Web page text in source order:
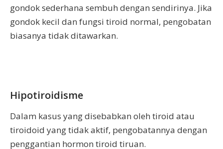
gondok sederhana sembuh dengan sendirinya. Jika
gondok kecil dan fungsi tiroid normal, pengobatan
biasanya tidak ditawarkan.
Hipotiroidisme
Dalam kasus yang disebabkan oleh tiroid atau
tiroidoid yang tidak aktif, pengobatannya dengan
penggantian hormon tiroid tiruan.